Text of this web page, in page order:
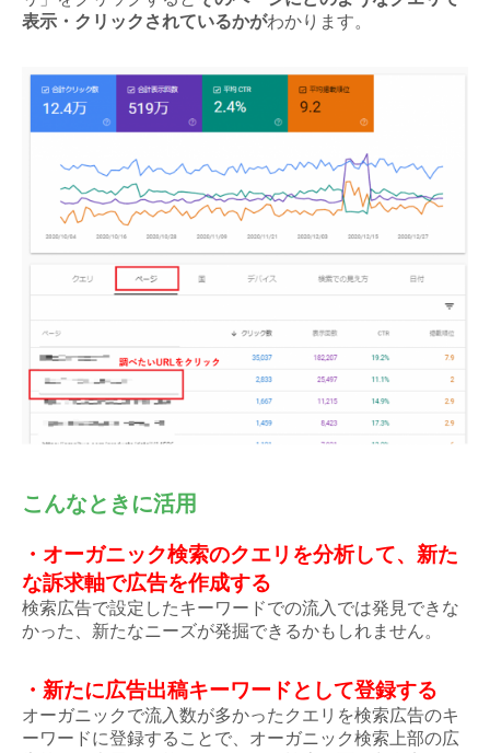
表示・クリックされているかがわかります。
こんなときに活用
・オーガニック検索のクエリを分析して、新た
な訴求軸で広告を作成する
検索広告で設定したキーワードでの流入では発見できな
かった、新たなニーズが発掘できるかもしれません。
・新たに広告出稿キーワードとして登録する
オーガニックで流入数が多かったクエリを検索広告のキ
ーワードに登録することで、オーガニック検索上部の広